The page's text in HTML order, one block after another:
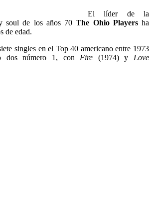
El líder de la
soul de los años 70The Ohio Playersha
de edad.
singles en el Top 40 americano entre 1973
dos número 1, con Fire (1974) y Love